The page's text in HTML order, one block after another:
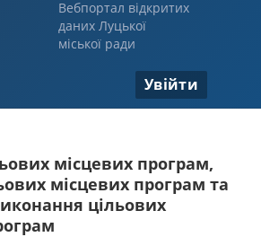
Вебпортал відкритих
даних Луцької
міської ради
Увійти
місцевих програм,
місцевих програм та
цільових